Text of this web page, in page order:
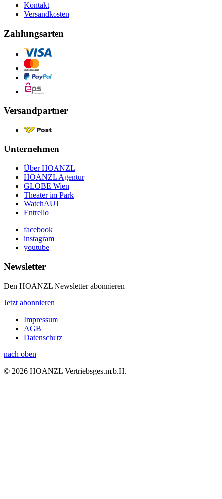
Kontakt
Versandkosten
Zahlungsarten
Versandpartner
Unternehmen
Über HOANZL
HOANZL Agentur
GLOBE Wien
Theater im Park
WatchAUT
Entrello
facebook
instagram
youtube
Newsletter
Den HOANZL Newsletter abonnieren
Jetzt abonnieren
Impressum
AGB
Datenschutz
nach oben
© 2026 HOANZL Vertriebsges.m.b.H.